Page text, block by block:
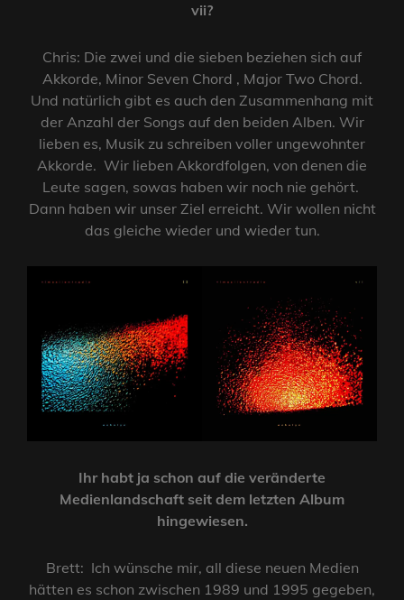
vii?
Chris: Die zwei und die sieben beziehen sich auf
Akkorde, Minor Seven Chord , Major Two Chord.
Und natürlich gibt es auch den Zusammenhang mit
der Anzahl der Songs auf den beiden Alben. Wir
lieben es, Musik zu schreiben voller ungewohnter
Akkorde. Wir lieben Akkordfolgen, von denen die
Leute sagen, sowas haben wir noch nie gehört.
Dann haben wir unser Ziel erreicht. Wir wollen nicht
das gleiche wieder und wieder tun.
Ihr habt ja schon auf die veränderte
Medienlandschaft seit dem letzten Album
hingewiesen.
Brett: Ich wünsche mir, all diese neuen Medien
hätten es schon zwischen 1989 und 1995 gegeben,